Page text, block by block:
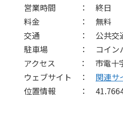
営業時間 ： 終日
料金 ： 無料
交通 ： 公共交通で
駐車場 ： コインパー
アクセス ： 市電十字
ウェブサイト ： 関連サ
位置情報 ：